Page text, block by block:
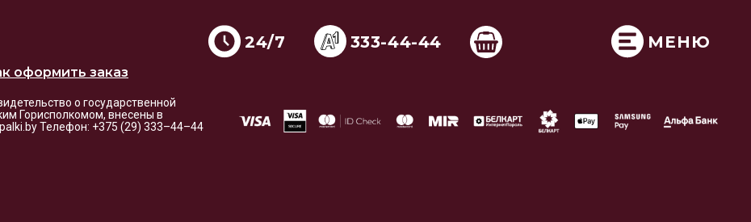
24/7 333-44-44 МЕНЮ
оформить заказ
о государственной
Горисполкомом, внесены в
Телефон: +375 (29) 333–44–44